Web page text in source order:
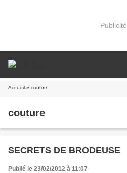
Publicité
Accueil » couture
couture
SECRETS DE BRODEUSE
Publié le 23/02/2012 à 11:07